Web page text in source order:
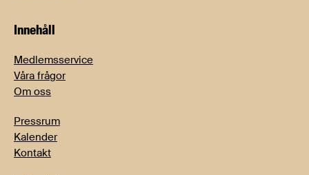
Innehåll
Medlemsservice
Våra frågor
Om oss
Pressrum
Kalender
Kontakt